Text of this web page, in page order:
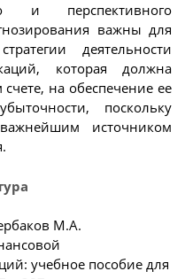
и перспективного
важны для
деятельности
которая должна
на обеспечение ее
поскольку
источником
М.А.
учебное пособие для